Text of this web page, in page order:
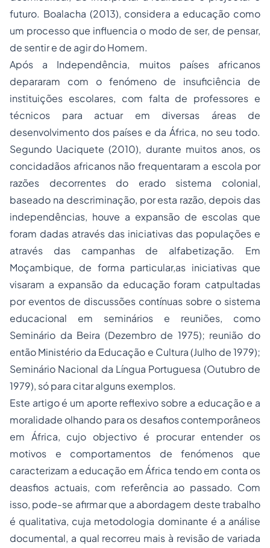
futuro. Boalacha (2013), considera a educação como
um processo que influencia o modo de ser, de pensar,
de sentir e de agir do Homem.
Após a Independência, muitos países africanos
depararam com o fenómeno de insuficiência de
instituições escolares, com falta de professores e
técnicos para actuar em diversas áreas de
desenvolvimento dos países e da África, no seu todo.
Segundo Uaciquete (2010), durante muitos anos, os
concidadãos africanos não frequentaram a escola por
razões decorrentes do erado sistema colonial,
baseado na descriminação, por esta razão, depois das
independências, houve a expansão de escolas que
foram dadas através das iniciativas das populações e
através das campanhas de alfabetização. Em
Moçambique, de forma particular,as iniciativas que
visaram a expansão da educação foram catpultadas
por eventos de discussões contínuas sobre o sistema
educacional em seminários e reuniões, como
Seminário da Beira (Dezembro de 1975); reunião do
então Ministério da Educação e Cultura (Julho de 1979);
Seminário Nacional da Língua Portuguesa (Outubro de
1979), só para citar alguns exemplos.
Este artigo é um aporte reflexivo sobre a educação e a
moralidade olhando para os desafios contemporâneos
em África, cujo objectivo é procurar entender os
motivos e comportamentos de fenómenos que
caracterizam a educação em África tendo em conta os
deasfios actuais, com referência ao passado. Com
isso, pode-se afirmar que a abordagem deste trabalho
é qualitativa, cuja metodologia dominante é a análise
documental, a qual recorreu mais à revisão de variada